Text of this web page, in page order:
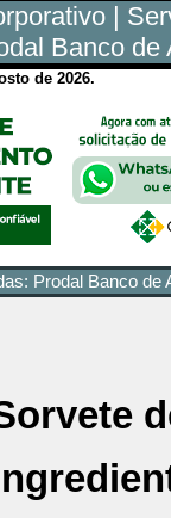
|
Banco de
de 2026.
Prodal Banco de